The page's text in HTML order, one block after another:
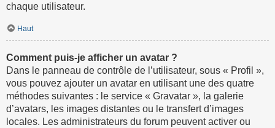
chaque utilisateur.
Haut
Comment puis-je afficher un avatar ?
Dans le panneau de contrôle de l’utilisateur, sous « Profil »,
vous pouvez ajouter un avatar en utilisant une des quatre
méthodes suivantes : le service « Gravatar », la galerie
d’avatars, les images distantes ou le transfert d’images
locales. Les administrateurs du forum peuvent activer ou